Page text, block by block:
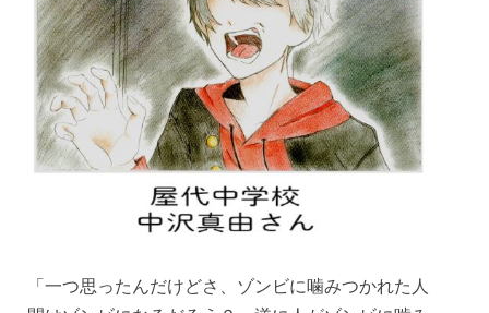
「一つ思ったんだけどさ、ゾンビに噛みつかれた人